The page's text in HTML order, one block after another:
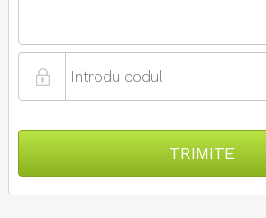
TRIMITE